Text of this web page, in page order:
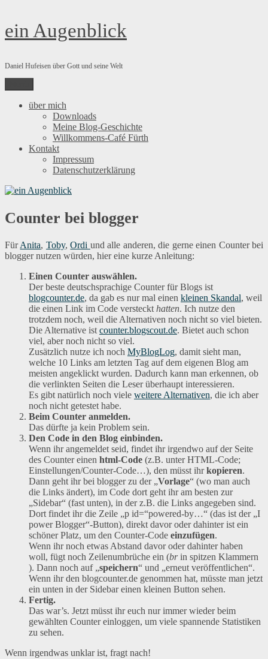
Zum
Inhalt
ein Augenblick
Daniel Hufeisen über Gott und seine Welt
über mich
Downloads
Meine Blog-Geschichte
Willkommens-Café Fürth
Kontakt
Impressum
Datenschutzerklärung
Counter bei blogger
FürAnita, Toby,Ordi und alle anderen, die gerne einen Counter bei
blogger nutzen würden, hier eine kurze Anleitung:
Einen Counter auswählen.
Der beste deutschsprachige Counter für Blogs ist
blogcounter.de, da gab es nur mal einen kleinen Skandal, weil
die einen Link im Code versteckt hatten. Ich nutze den
trotzdem noch, weil die Alternativen noch nicht so viel bieten.
Die Alternative ist counter.blogscout.de. Bietet auch schon
viel, aber noch nicht so viel.
Zusätzlich nutze ich noch MyBlogLog, damit sieht man,
welche 10 Links am letzten Tag auf dem eigenen Blog am
meisten angeklickt wurden. Dadurch kann man erkennen, ob
die verlinkten Seiten die Leser überhaupt interessieren.
Es gibt natürlich noch viele weitere Alternativen, die ich aber
noch nicht getestet habe.
Beim Counter anmelden.
Das dürfte ja kein Problem sein.
Den Code in den Blog einbinden.
Wenn ihr angemeldet seid, findet ihr irgendwo auf der Seite
des Counter einen html-Code (z.B. unter HTML-Code;
Einstellungen/Counter-Code…), den müsst ihrkopieren.
Dann geht ihr bei blogger zu der „Vorlage“ (wo man auch
die Links ändert), im Code dort geht ihr am besten zur
„Sidebar“ (fast unten), in der z.B. die Links angegeben sind.
Dort findet ihr die Zeile „p id=“powered-by…“ (das ist der „I
power Blogger“-Button), direkt davor oder dahinter ist ein
schöner Platz, um den Counter-Code einzufügen.
Wenn ihr noch etwas Abstand davor oder dahinter haben
woll, fügt noch Zeilenumbrüche ein (brin spitzen Klammern
). Dann noch auf „speichern“ und „erneut veröffentlichen“.
Wenn ihr den blogcounter.de genommen hat, müsste man jetzt
ein unten in der Sidebar einen kleinen Button sehen.
Fertig.
Das war’s. Jetzt müsst ihr euch nur immer wieder beim
gewählten Counter einloggen, um viele spannende Statistiken
zu sehen.
Wenn irgendwas unklar ist, fragt nach!